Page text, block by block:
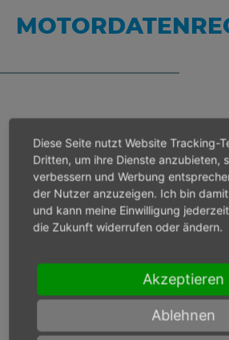
Lastdrehzahl
Max. Leistung
Max. Drehmoment
Diese Seite nutzt Website Tracking-
Dritten, um ihre Dienste anzubieten,
verbessern und Werbung
der Nutzer anzuzeigen. Ich bin
und kann meine Einwilligung
die Zukunft widerrufen oder ändern.
Akzeptieren
Ablehnen